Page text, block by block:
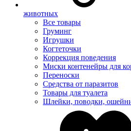
животных
Все товары
Груминг
Игрушки
Когтеточки
Коррекция поведения
Миски контенейры для
Переноски
Средства от паразитов
Товары для туалета
Шлейки, поводки,